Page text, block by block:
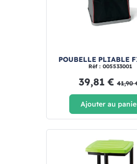
POUBELLE PLIABLE
Réf : 005533001
39,81 € 41,90
Ajouter au